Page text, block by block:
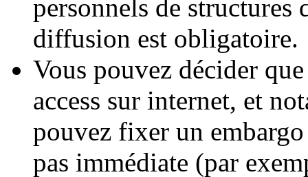
personnels de structures
diffusion est obligatoire.
Vous pouvez décider
access sur internet, et
pouvez fixer un
pas immédiate (par